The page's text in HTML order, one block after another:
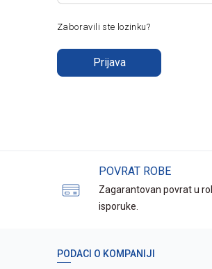
Zaboravili ste lozinku?
Prijava
POVRAT ROBE
Zagarantovan povrat u
isporuke.
PODACI O KOMPANIJI